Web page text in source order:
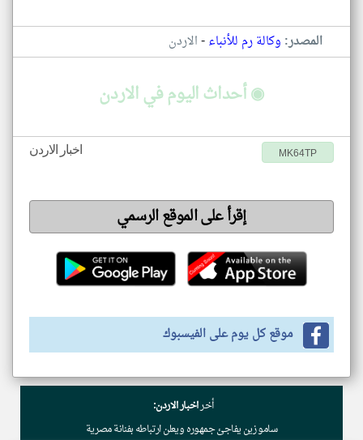
المصدر: وكالة رم للأنباء-الاردن
◉ أحداث اليوم في الاردن
اخبار الاردن MK64TP
إقرأ على الموقع الرسمي
موقع كل يوم على الفيسبوك
أخراخبار الاردن:
سامو زين يفاجئ جمهوره ويعلن ارتباطه بفنانة مصرية